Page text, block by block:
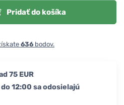
Pridať do košíka
636 bodov.
75 EUR
12:00 sa odosielajú